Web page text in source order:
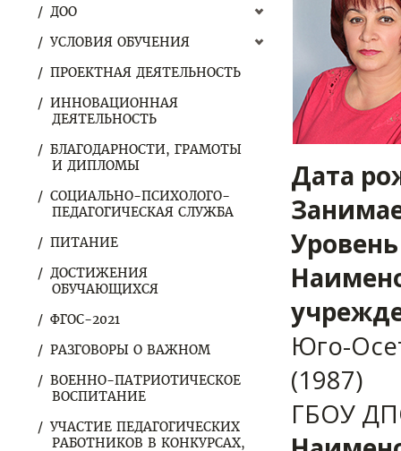
ДОО
УСЛОВИЯ ОБУЧЕНИЯ
ПРОЕКТНАЯ ДЕЯТЕЛЬНОСТЬ
ИННОВАЦИОННАЯ
ДЕЯТЕЛЬНОСТЬ
БЛАГОДАРНОСТИ, ГРАМОТЫ
И ДИПЛОМЫ
СОЦИАЛЬНО-ПСИХОЛОГО-
ПЕДАГОГИЧЕСКАЯ СЛУЖБА
ПИТАНИЕ
ДОСТИЖЕНИЯ
ОБУЧАЮЩИХСЯ
ФГОС-2021
РАЗГОВОРЫ О ВАЖНОМ
ВОЕННО-ПАТРИОТИЧЕСКОЕ
ВОСПИТАНИЕ
УЧАСТИЕ ПЕДАГОГИЧЕСКИХ
РАБОТНИКОВ В КОНКУРСАХ,
Дата
Юго-
(1987)
ГБОУ